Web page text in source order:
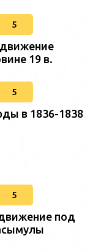
5
19 в.
5
в 1836-1838
5
под